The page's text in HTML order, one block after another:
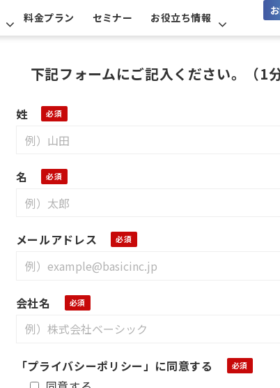
料金プラン セミナー お役立ち情報
下記フォームにご記入ください。（1分
姓
名
メールアドレス
会社名
「プライバシーポリシー」に同意する